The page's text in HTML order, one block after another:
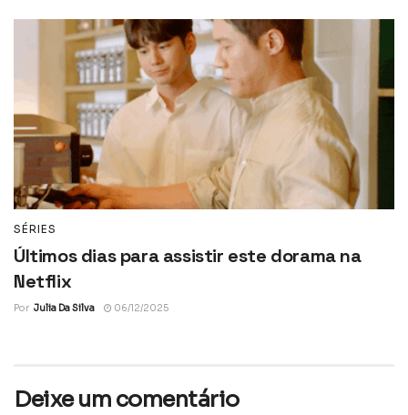
SÉRIES
Últimos dias para assistir este dorama na
Netflix
Por Julia Da Silva 06/12/2025
Deixe um comentário